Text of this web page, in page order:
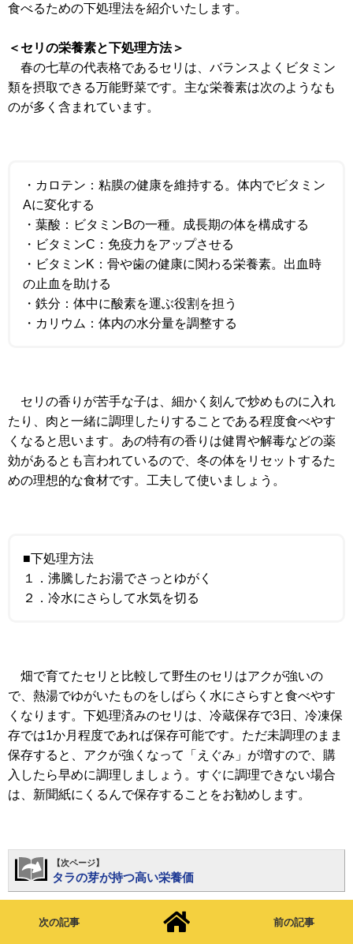
食べるための下処理法を紹介いたします。
＜セリの栄養素と下処理方法＞
春の七草の代表格であるセリは、バランスよくビタミン
類を摂取できる万能野菜です。主な栄養素は次のようなも
のが多く含まれています。
・カロテン：粘膜の健康を維持する。体内でビタミン
Aに変化する
・葉酸：ビタミンBの一種。成長期の体を構成する
・ビタミンC：免疫力をアップさせる
・ビタミンK：骨や歯の健康に関わる栄養素。出血時
の止血を助ける
・鉄分：体中に酸素を運ぶ役割を担う
・カリウム：体内の水分量を調整する
セリの香りが苦手な子は、細かく刻んで炒めものに入れ
たり、肉と一緒に調理したりすることである程度食べやす
くなると思います。あの特有の香りは健胃や解毒などの薬
効があるとも言われているので、冬の体をリセットするた
めの理想的な食材です。工夫して使いましょう。
■下処理方法
１．沸騰したお湯でさっとゆがく
２．冷水にさらして水気を切る
畑で育てたセリと比較して野生のセリはアクが強いの
で、熱湯でゆがいたものをしばらく水にさらすと食べやす
くなります。下処理済みのセリは、冷蔵保存で3日、冷凍保
存では1か月程度であれば保存可能です。ただ未調理のまま
保存すると、アクが強くなって「えぐみ」が増すので、購
入したら早めに調理しましょう。すぐに調理できない場合
は、新聞紙にくるんで保存することをお勧めします。
【次ページ】
タラの芽が持つ高い栄養価
次の記事 前の記事